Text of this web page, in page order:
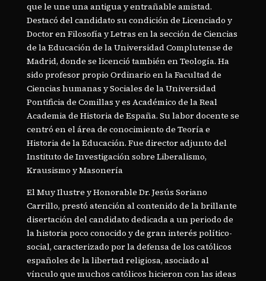
que le une una antigua y entrañable amistad.
Destacó del candidato su condición de Licenciado y
Doctor en Filosofía y Letras en la sección de Ciencias
de la Educación de la Universidad Complutense de
Madrid, donde se licenció también en Teología. Ha
sido profesor propio Ordinario en la Facultad de
Ciencias humanas y Sociales de la Universidad
Pontificia de Comillas y es Académico de la Real
Academia de Historia de España. Su labor docente se
centró en el área de conocimiento de Teoría e
Historia de la Educación. Fue director adjunto del
Instituto de Investigación sobre Liberalismo,
Krausismo y Masonería
El Muy Ilustre y Honorable Dr. Jesús Soriano
Carrillo, prestó atención al contenido de la brillante
disertación del candidato dedicada a un periodo de
la historia poco conocido y de gran interés político-
social, caracterizado por la defensa de los católicos
españoles de la libertad religiosa, asociado al
vínculo que muchos católicos hicieron con las ideas